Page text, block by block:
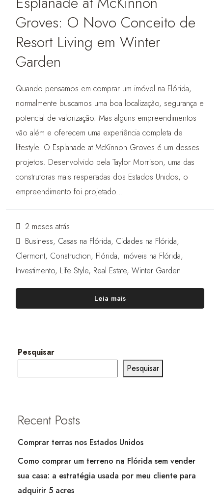
Groves: O Novo Conceito de
Resort Living em Winter
Garden
Quando pensamos em comprar um imóvel na Flórida,
normalmente buscamos uma boa localização, segurança e
potencial de valorização. Mas alguns empreendimentos
vão além e oferecem uma experiência completa de
lifestyle. O Esplanade at McKinnon Groves é um desses
projetos. Desenvolvido pela Taylor Morrison, uma das
construtoras mais respeitadas dos Estados Unidos, o
empreendimento foi projetado...
2 meses atrás
Business, Casas na Flórida, Cidades na Flórida,
Clermont, Construction, Flórida, Imóveis na Flórida,
Investimento, Life Style, Real Estate, Winter Garden
Leia mais
Pesquisar
Pesquisar
Recent Posts
Comprar terras nos Estados Unidos
Como comprar um terreno na Flórida sem vender
sua casa: a estratégia usada por meu cliente para
adquirir 5 acres